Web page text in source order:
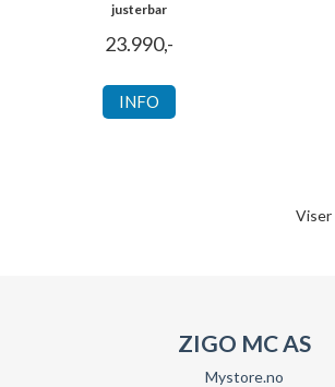
justerbar
23.990,-
INFO
Viser
ZIGO MC AS
Mystore.no